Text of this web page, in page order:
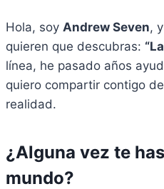
Hola, soy Andrew Seven,
quieren que descubras:
línea, he pasado años
quiero compartir contigo
realidad.
¿Alguna vez te
mundo?